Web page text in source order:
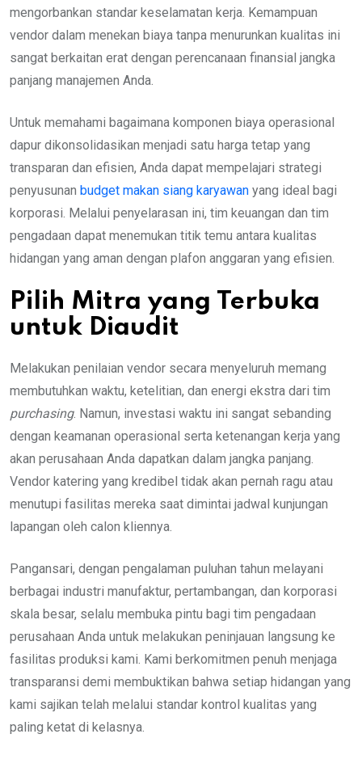
mengorbankan standar keselamatan kerja. Kemampuan
vendor dalam menekan biaya tanpa menurunkan kualitas ini
sangat berkaitan erat dengan perencanaan finansial jangka
panjang manajemen Anda.
Untuk memahami bagaimana komponen biaya operasional
dapur dikonsolidasikan menjadi satu harga tetap yang
transparan dan efisien, Anda dapat mempelajari strategi
penyusunan budget makan siang karyawan yang ideal bagi
korporasi. Melalui penyelarasan ini, tim keuangan dan tim
pengadaan dapat menemukan titik temu antara kualitas
hidangan yang aman dengan plafon anggaran yang efisien.
Pilih Mitra yang Terbuka
untuk Diaudit
Melakukan penilaian vendor secara menyeluruh memang
membutuhkan waktu, ketelitian, dan energi ekstra dari tim
purchasing. Namun, investasi waktu ini sangat sebanding
dengan keamanan operasional serta ketenangan kerja yang
akan perusahaan Anda dapatkan dalam jangka panjang.
Vendor katering yang kredibel tidak akan pernah ragu atau
menutupi fasilitas mereka saat dimintai jadwal kunjungan
lapangan oleh calon kliennya.
Pangansari, dengan pengalaman puluhan tahun melayani
berbagai industri manufaktur, pertambangan, dan korporasi
skala besar, selalu membuka pintu bagi tim pengadaan
perusahaan Anda untuk melakukan peninjauan langsung ke
fasilitas produksi kami. Kami berkomitmen penuh menjaga
transparansi demi membuktikan bahwa setiap hidangan yang
kami sajikan telah melalui standar kontrol kualitas yang
paling ketat di kelasnya.